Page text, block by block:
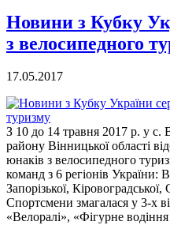
Новини з Кубку
з велосипедного
17.05.2017
З 10 до 14 травня 2017 р. у с.
району Вінницької області
юнаків з велосипедного
команд з 6 регіонів України:
Запорізької,
Спортсмени змагалася у 3-х
«Велоралі», «Фігурне